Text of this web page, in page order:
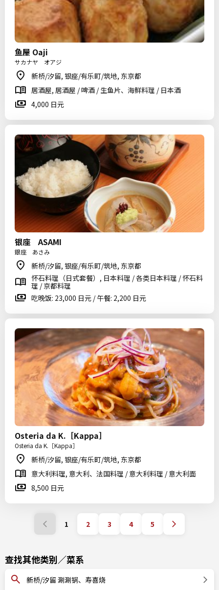
鱼屋 Oaji
サカナヤ オアジ
新桥/汐留, 银座/有乐町/筑地, 东京都
居酒屋, 居酒屋 / 啤酒 / 生鱼片、海鲜料理 / 日本酒
4,000 日元
银座 ASAMI
銀座 あさみ
新桥/汐留, 银座/有乐町/筑地, 东京都
怀石料理（日式套餐）, 日本料理 / 各类日本料理 / 怀石料
理 / 京都料理
吃晚饭: 23,000 日元 / 午餐: 2,200 日元
Osteria da K.［Kappa］
Osteria da K.［Kappa］
新桥/汐留, 银座/有乐町/筑地, 东京都
意大利料理, 意大利、法国料理 / 意大利料理 / 意大利面
8,500 日元
1 2 3 4 5
查找其他类别／菜系
新桥/汐留 涮涮锅、寿喜烧